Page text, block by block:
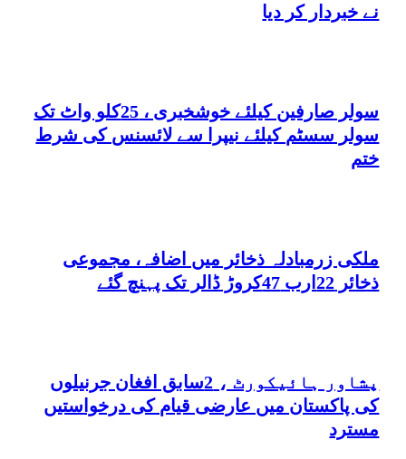
نے خبردار کر دیا
سولر صارفین کیلئے خوشخبری ، 25کلو واٹ تک
سولر سسٹم کیلئے نیپرا سے لائسنس کی شرط
ختم
ملکی زرمبادلہ ذخائر میں اضافہ، مجموعی
ذخائر 22ارب 47کروڑ ڈالر تک پہنچ گئے
پشاور ہائیکورٹ ، 2سابق افغان جرنیلوں
کی پاکستان میں عارضی قیام کی درخواستیں
مسترد